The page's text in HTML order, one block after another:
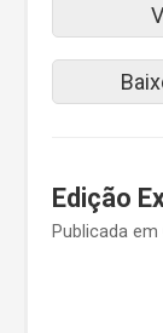
Edição
Publicada